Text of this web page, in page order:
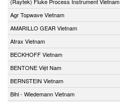
Agr Topwave Vietnam
AMARILLO GEAR Vietnam
Atrax Vietnam
BECKHOFF Vietnam
BENTONE Việt Nam
BERNSTEIN Vietnam
Bihl - Wiedemann Vietnam